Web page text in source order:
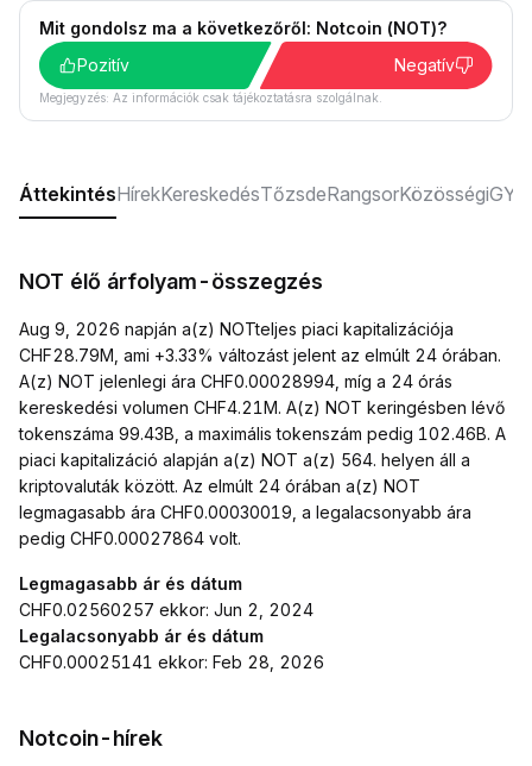
Mit gondolsz ma a következőről: Notcoin (NOT)?
Pozitív
Negatív
Megjegyzés: Az információk csak tájékoztatásra szolgálnak.
ÁttekintésHírekKereskedésTőzsdeRangsorKözösségi
NOT élő árfolyam-összegzés
Aug 9, 2026 napján a(z) NOTteljes piaci kapitalizációja
CHF28.79M, ami +3.33% változást jelent az elmúlt 24 órában.
A(z) NOT jelenlegi ára CHF0.00028994, míg a 24 órás
kereskedési volumen CHF4.21M. A(z) NOT keringésben lévő
tokenszáma 99.43B, a maximális tokenszám pedig 102.46B. A
piaci kapitalizáció alapján a(z) NOT a(z) 564. helyen áll a
kriptovaluták között. Az elmúlt 24 órában a(z) NOT
legmagasabb ára CHF0.00030019, a legalacsonyabb ára
pedig CHF0.00027864 volt.
Legmagasabb ár és dátum
CHF0.02560257 ekkor: Jun 2, 2024
Legalacsonyabb ár és dátum
CHF0.00025141 ekkor: Feb 28, 2026
Notcoin-hírek